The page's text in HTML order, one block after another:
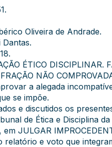
Oliveira de Andrade.
ÉTICO DISCIPLINAR.
NÃO
a alegada
se impõe.
e discutidos os
de Ética e Disciplina
JULGAR
e voto que